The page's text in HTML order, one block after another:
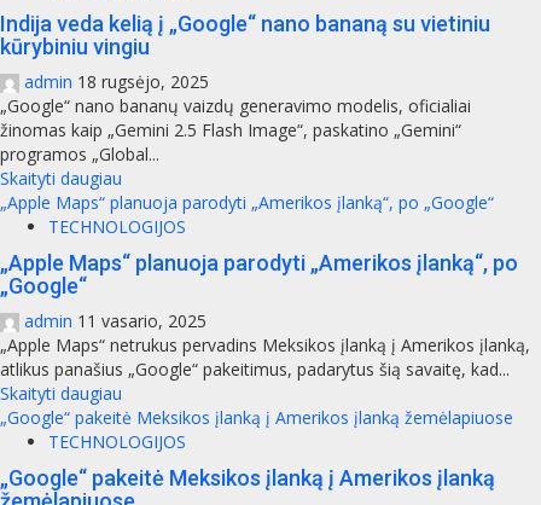
Indija veda kelią į „Google“ nano bananą su vietiniu
kūrybiniu vingiu
admin 18 rugsėjo, 2025
„Google“ nano bananų vaizdų generavimo modelis, oficialiai
žinomas kaip „Gemini 2.5 Flash Image“, paskatino „Gemini“
programos „Global...
Skaityti daugiau
„Apple Maps“ planuoja parodyti „Amerikos įlanką“, po „Google“
TECHNOLOGIJOS
„Apple Maps“ planuoja parodyti „Amerikos įlanką“, po
„Google“
admin 11 vasario, 2025
„Apple Maps“ netrukus pervadins Meksikos įlanką į Amerikos įlanką,
atlikus panašius „Google“ pakeitimus, padarytus šią savaitę, kad...
Skaityti daugiau
„Google“ pakeitė Meksikos įlanką į Amerikos įlanką žemėlapiuose
TECHNOLOGIJOS
„Google“ pakeitė Meksikos įlanką į Amerikos įlanką